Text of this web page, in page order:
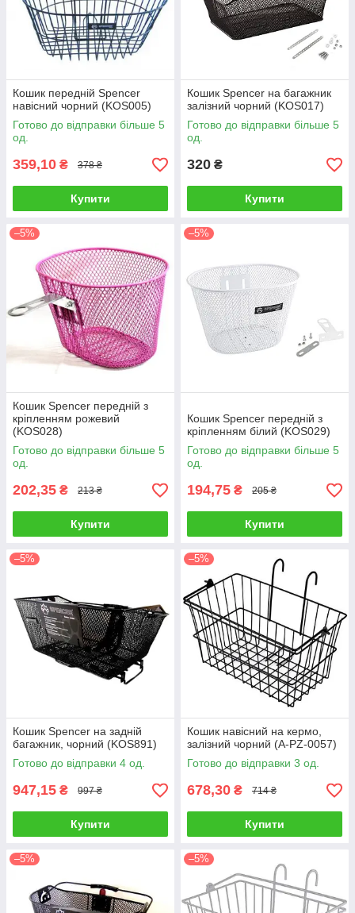
Кошик передній Spencer
навісний чорний (KOS005)
Готово до відправки більше 5
од.
359,10 ₴ 378 ₴
Купити
Кошик Spencer на багажник
залізний чорний (KOS017)
Готово до відправки більше 5
од.
320 ₴
Купити
–5%
Кошик Spencer передній з
кріпленням рожевий
(KOS028)
Готово до відправки більше 5
од.
202,35 ₴ 213 ₴
Купити
–5%
Кошик Spencer передній з
кріпленням білий (KOS029)
Готово до відправки більше 5
од.
194,75 ₴ 205 ₴
Купити
–5%
Кошик Spencer на задній
багажник, чорний (KOS891)
Готово до відправки 4 од.
947,15 ₴ 997 ₴
Купити
–5%
Кошик навісний на кермо,
залізний чорний (A-PZ-0057)
Готово до відправки 3 од.
678,30 ₴ 714 ₴
Купити
–5% –5%